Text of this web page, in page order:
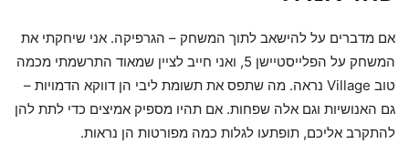
אם מדברים על להישאב לתוך המשחק – הגרפיקה. אני שיחקתי את
המשחק על הפלייסטיישן 5, ואני חייב לציין שמאוד התרשמתי מכמה
טוב Village נראה. מה שתפס את תשומת ליבי הן דווקא הדמויות –
גם האנושיות וגם אלה שפחות. אם תהיו מספיק אמיצים כדי לתת להן
להתקרב אליכם, תופתעו לגלות כמה מפורטות הן נראות.